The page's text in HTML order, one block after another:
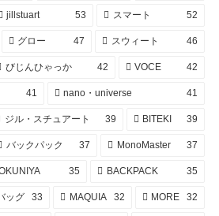
jillstuart 53 スマート 52
グロー 47 スウィート 46
びじんひゃっか 42 VOCE 42
41 nano・universe 41
ジル・スチュアート 39 BITEKI 39
バックパック 37 MonoMaster 37
35 BACKPACK 35
ッグ 33 MAQUIA 32 MORE 32